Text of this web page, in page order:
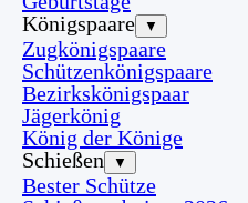
Königspaare
▼
Zugkönigspaare
Schützenkönigspaare
Bezirkskönigspaar
Jägerkönig
König der Könige
Schießen
▼
Bester Schütze